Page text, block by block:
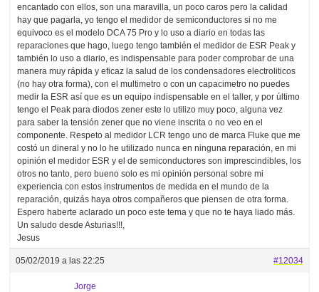
encantado con ellos, son una maravilla, un poco caros pero la calidad
hay que pagarla, yo tengo el medidor de semiconductores si no me
equivoco es el modelo DCA 75 Pro y lo uso a diario en todas las
reparaciones que hago, luego tengo también el medidor de ESR Peak y
también lo uso a diario, es indispensable para poder comprobar de una
manera muy rápida y eficaz la salud de los condensadores electroliticos
(no hay otra forma), con el multimetro o con un capacimetro no puedes
medir la ESR así que es un equipo indispensable en el taller, y por último
tengo el Peak para diodos zener este lo utilizo muy poco, alguna vez
para saber la tensión zener que no viene inscrita o no veo en el
componente. Respeto al medidor LCR tengo uno de marca Fluke que me
costó un dineral y no lo he utilizado nunca en ninguna reparación, en mi
opinión el medidor ESR y el de semiconductores son imprescindibles, los
otros no tanto, pero bueno solo es mi opinión personal sobre mi
experiencia con estos instrumentos de medida en el mundo de la
reparación, quizás haya otros compañeros que piensen de otra forma.
Espero haberte aclarado un poco este tema y que no te haya liado más.
Un saludo desde Asturias!!!,
Jesus
05/02/2019 a las 22:25 #12034
Jorge